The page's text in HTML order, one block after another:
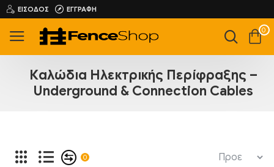
ΕΊΣΟΔΟΣ ΕΓΓΡΑΦΉ
0
Καλώδια Ηλεκτρικής Περίφραξης –
Underground & Connection Cables
0